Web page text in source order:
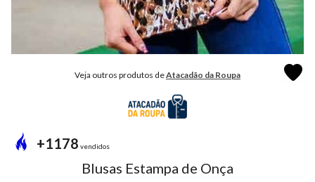
PREÇO
ÚNICO
Veja outros produtos deAtacadão da Roupa
+1178 vendidos
Blusas Estampa de Onça